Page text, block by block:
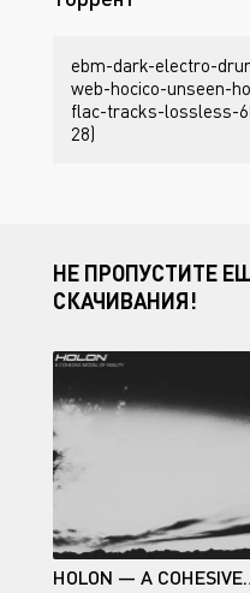
ebm-dark-electro-
web-hocico-unseen-
flac-tracks-lossless-
28)
НЕ ПРОПУСТИТЕ
СКАЧИВАНИЯ!
HOLON — A